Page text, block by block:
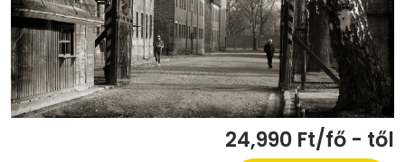
24,990 Ft/fő - től